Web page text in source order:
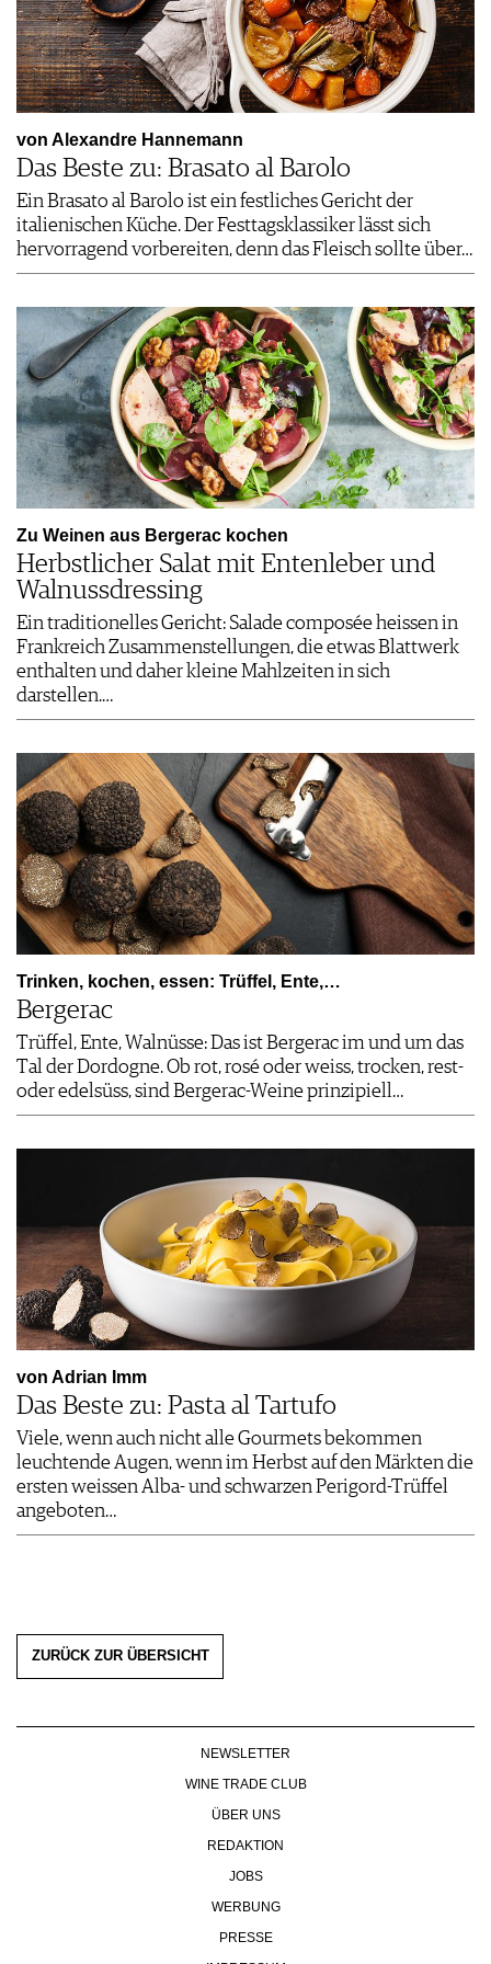
von Alexandre Hannemann
Das Beste zu: Brasato al Barolo
Ein Brasato al Barolo ist ein festliches Gericht der
italienischen Küche. Der Festtagsklassiker lässt sich
hervorragend vorbereiten, denn das Fleisch sollte über…
Zu Weinen aus Bergerac kochen
Herbstlicher Salat mit Entenleber und
Walnussdressing
Ein traditionelles Gericht: Salade composée heissen in
Frankreich Zusammenstellungen, die etwas Blattwerk
enthalten und daher kleine Mahlzeiten in sich
darstellen.…
Trinken, kochen, essen: Trüffel, Ente,…
Bergerac
Trüffel, Ente, Walnüsse: Das ist Bergerac im und um das
Tal der Dordogne. Ob rot, rosé oder weiss, trocken, rest-
oder edelsüss, sind Bergerac-Weine prinzipiell…
von Adrian Imm
Das Beste zu: Pasta al Tartufo
Viele, wenn auch nicht alle Gourmets bekommen
leuchtende Augen, wenn im Herbst auf den Märkten die
ersten weissen Alba- und schwarzen Perigord-Trüffel
angeboten…
ZURÜCK ZUR ÜBERSICHT
NEWSLETTER
WINE TRADE CLUB
ÜBER UNS
REDAKTION
JOBS
WERBUNG
PRESSE